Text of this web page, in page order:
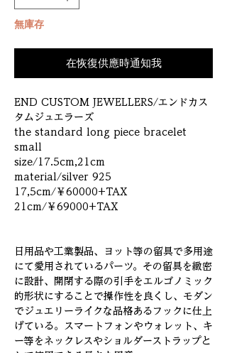
無庫存
在恢復供應時通知我
END CUSTOM JEWELLERS/エンドカス
タムジュエラーズ
the standard long piece bracelet
small
size/17.5cm,21cm
material/silver 925
17,5cm/￥60000+TAX
21cm/￥69000+TAX
日用品や工業製品、ヨット等の留具で多用途
にて愛用されているパーツ。その留具を緻密
に設計、開閉する際の引手をエルゴノミック
的形状にすることで操作性を良くし、モダン
でジュエリーライクな品格あるフックに仕上
げている。スマートフォンやウォレット、キ
ー等をネックレスやショルダーストラップと